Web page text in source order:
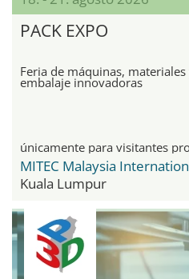
PACK EXPO
Feria de máquinas,
embalaje innovadoras
únicamente para visitantes
Kuala Lumpur